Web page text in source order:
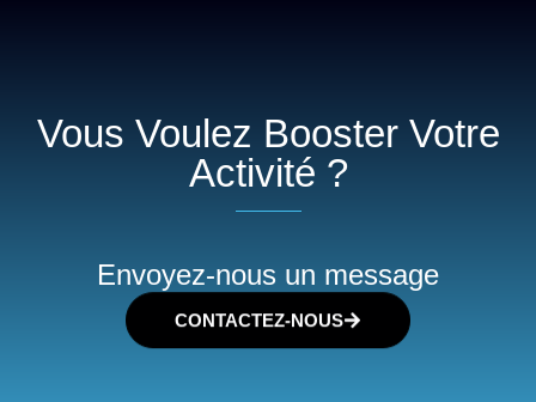
Vous Voulez Booster Votre
Activité ?
Envoyez-nous un message
CONTACTEZ-NOUS